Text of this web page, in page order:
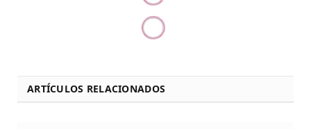
ARTÍCULOS RELACIONADOS